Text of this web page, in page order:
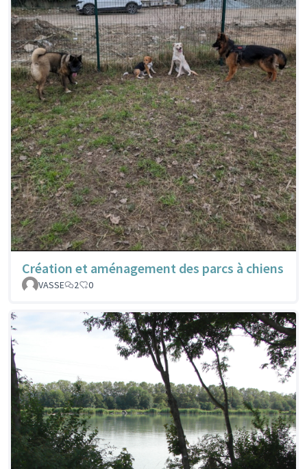
Création et aménagement des parcs à chiens
VASSE 2 0